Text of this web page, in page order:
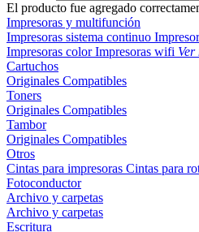
El producto fue agregado
Impresoras y multifunción
Impresoras sistema continuo
Impresoras colorImpresoras wifi Ver
Cartuchos
Originales Compatibles
Toners
Originales Compatibles
Tambor
Originales Compatibles
Otros
Cintas para impresoras Cintas para
Fotoconductor
Archivo y carpetas
Archivo y carpetas
Escritura